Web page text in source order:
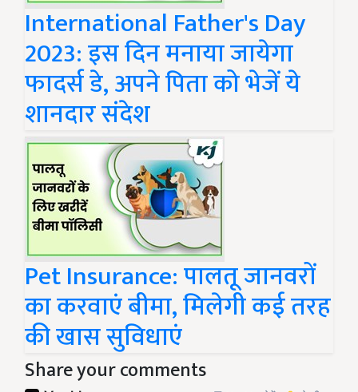
International Father's Day
2023: इस दिन मनाया जायेगा
फादर्स डे, अपने पिता को भेजें ये
शानदार संदेश
Pet Insurance: पालतू जानवरों
का करवाएं बीमा, मिलेगी कई तरह
की खास सुविधाएं
Share your comments